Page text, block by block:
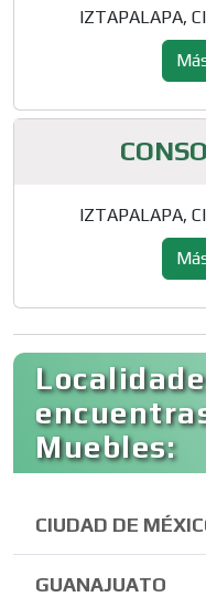
IZTAPALAPA,
IZTAPALAPA,
Muebles:
CIUDAD DE
GUANAJUATO